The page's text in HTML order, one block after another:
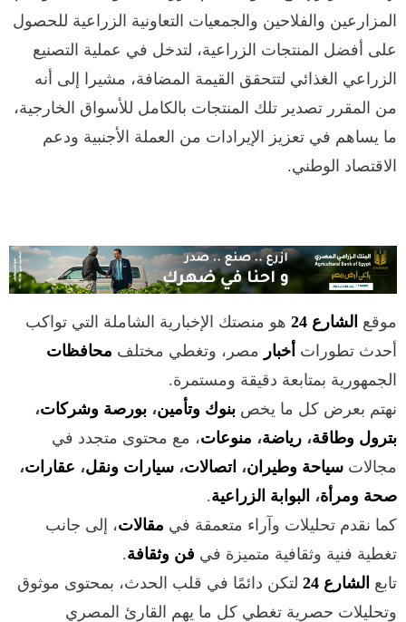
المزارعين والفلاحين والجمعيات التعاونية الزراعية للحصول
على أفضل المنتجات الزراعية، لتدخل في عملية التصنيع
الزراعي الغذائي لتتحقق القيمة المضافة، مشيرا إلى أنه
من المقرر تصدير تلك المنتجات بالكامل للأسواق الخارجية،
ما يساهم في تعزيز الإيرادات من العملة الأجنبية ودعم
الاقتصاد الوطني.
موقع الشارع 24
هو منصتك الإخبارية الشاملة التي تواكب
أحدث تطورات أخبار مصر، وتغطي مختلف محافظات
الجمهورية بمتابعة دقيقة ومستمرة.
نهتم بعرض كل ما يخص بنوك وتأمين، بورصة وشركات،
بترول وطاقة، رياضة، منوعات، مع محتوى متجدد في
مجالات سياحة وطيران، اتصالات، سيارات ونقل، عقارات،
صحة ومرأة، البوابة الزراعية.
كما نقدم تحليلات وآراء متعمقة في مقالات، إلى جانب
تغطية فنية وثقافية متميزة في فن وثقافة.
تابع الشارع 24
لتكن دائمًا في قلب الحدث، بمحتوى موثوق
وتحليلات حصرية تغطي كل ما يهم القارئ المصري